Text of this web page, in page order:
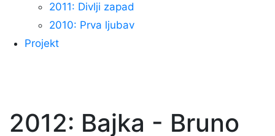
2011: Divlji zapad
2010: Prva ljubav
Projekt
2012: Bajka - Bruno